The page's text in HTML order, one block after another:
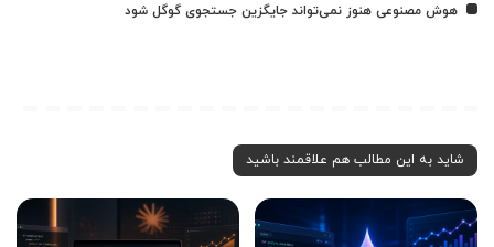
هوش مصنوعی هنوز نمی‌تواند جایگزین جستجوی گوگل شود
شاید به این مطالب هم علاقمند باشید